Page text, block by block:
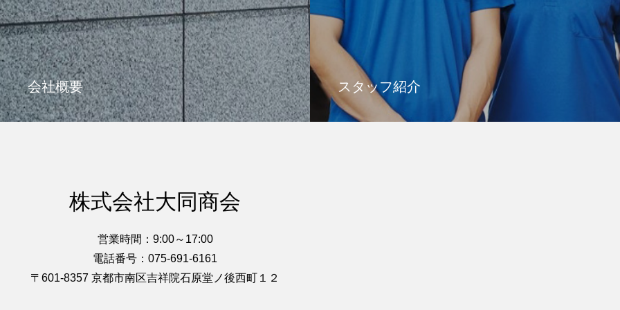
会社概要 スタッフ紹介
株式会社大同商会
営業時間：9:00～17:00
電話番号：075-691-6161
〒601-8357 京都市南区吉祥院石原堂ノ後西町１２